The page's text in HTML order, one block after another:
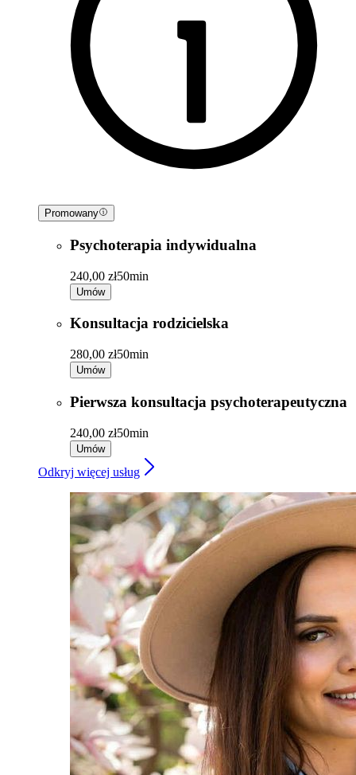
Promowany
Psychoterapia indywidualna
240,00 zł50min
Umów
Konsultacja rodzicielska
280,00 zł50min
Umów
Pierwsza konsultacja psychoterapeutyczna
240,00 zł50min
Umów
Odkryj więcej usług